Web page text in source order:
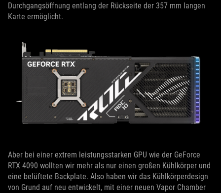
Durchgangsöffnung entlang der Rückseite der 357 mm langen
Karte ermöglicht.
Aber bei einer extrem leistungsstarken GPU wie der GeForce
RTX 4090 wollten wir mehr als nur einen großen Kühlkörper und
eine belüftete Backplate. Also haben wir das Kühlkörperdesign
von Grund auf neu entwickelt, mit einer neuen Vapor Chamber